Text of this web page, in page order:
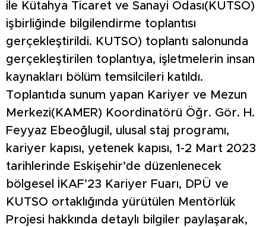
ile Kütahya Ticaret ve Sanayi Odası(KUTSO)
işbirliğinde bilgilendirme toplantısı
gerçekleştirildi. KUTSO) toplantı salonunda
gerçekleştirilen toplantıya, işletmelerin insan
kaynakları bölüm temsilcileri katıldı.
Toplantıda sunum yapan Kariyer ve Mezun
Merkezi(KAMER) Koordinatörü Öğr. Gör. H.
Feyyaz Ebeoğlugil, ulusal staj programı,
kariyer kapısı, yetenek kapısı, 1-2 Mart 2023
tarihlerinde Eskişehir’de düzenlenecek
bölgesel İKAF’23 Kariyer Fuarı, DPÜ ve
KUTSO ortaklığında yürütülen Mentörlük
Projesi hakkında detaylı bilgiler paylaşarak,